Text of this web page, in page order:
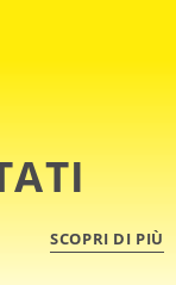
SCOPRI DI PIÙ